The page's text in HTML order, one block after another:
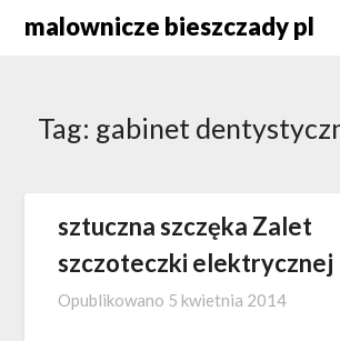
malownicze bieszczady pl
Tag: gabinet
sztuczna szczęka Zalet
szczoteczki elektrycznej
Opublikowano 5 kwietnia 2014